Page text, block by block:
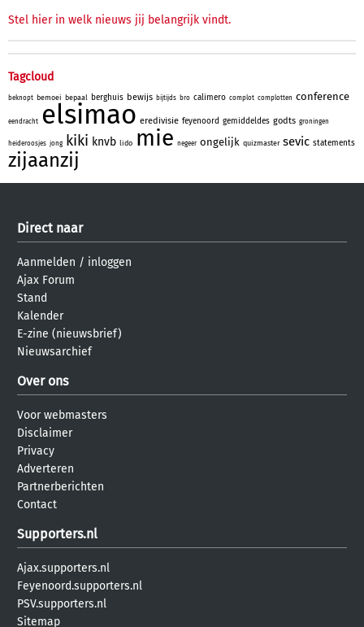
Stel hier in welk nieuws jij belangrijk vindt.
Tagcloud
beknopt bemoei bepaal berghuis bewijs bijtijds bro calimero complot complotten conference
eendracht elsimao eredivisie feyenoord gemiddeldes godts groningen
heideroosjes jong kiki knvb lido mie negeer ongelijk quizmaster sevic statements
zijaanzij
Direct naar
Aanmelden / inloggen
Ajax Forum
Stand
Kalender
E-zine (nieuwsbrief)
Nieuwsarchief
Over ons
Voor webmasters
Disclaimer
Privacy
Adverteren
Partnerberichten
Contact
Supporters.nl
Ajax.supporters.nl
Feyenoord.supporters.nl
PSV.supporters.nl
Sitemap